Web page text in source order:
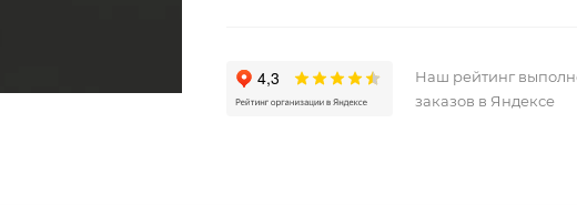
Наш рейтинг
заказов в Яндексе